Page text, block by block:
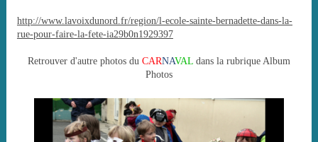
http://www.lavoixdunord.fr/region/l-ecole-sainte-bernadette-dans-la-
rue-pour-faire-la-fete-ia29b0n1929397
Retrouver d'autre photos du CARNAVAL dans la rubrique Album
Photos